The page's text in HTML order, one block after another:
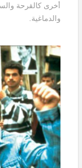
أخرى كالقرحة
والدماغية.